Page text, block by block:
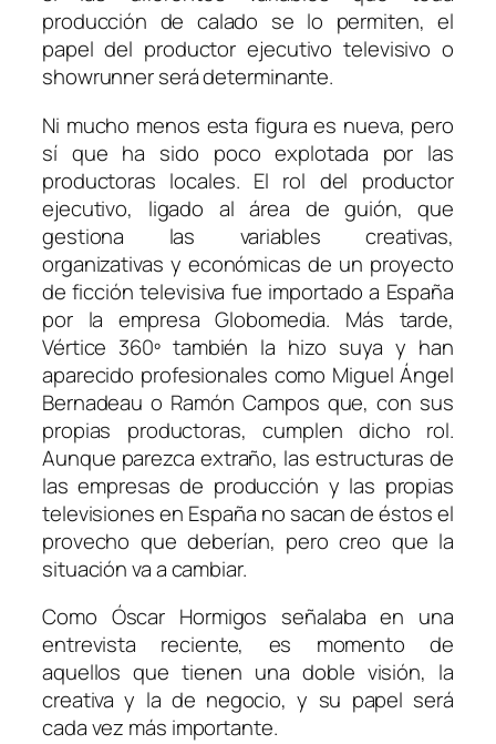
producción de calado se lo permiten, el
papel del productor ejecutivo televisivo o
showrunnerserá determinante.
Ni mucho menos esta figura es nueva, pero
sí que ha sido poco explotada por las
productoras locales. El rol del productor
ejecutivo, ligado al área de guión, que
gestiona las variables creativas,
organizativas y económicas de un proyecto
de ficción televisiva fue importado a España
por la empresa Globomedia. Más tarde,
Vértice 360º también la hizo suya y han
aparecido profesionales como Miguel Ángel
Bernadeau o Ramón Campos que, con sus
propias productoras, cumplen dicho rol.
Aunque parezca extraño, las estructuras de
las empresas de producción y las propias
televisiones en España no sacan de éstos el
provecho que deberían, pero creo que la
situación va a cambiar.
Como Óscar Hormigos señalaba en una
entrevista reciente, es momento de
aquellos que tienen una doble visión, la
creativa y la de negocio, y su papel será
cada vez más importante.